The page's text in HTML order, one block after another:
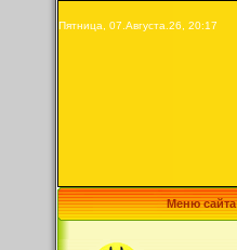
Пятница, 07.Августа.26, 20:17
Меню сайта